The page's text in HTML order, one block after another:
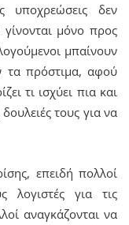
δεν
μόνο προς
μπαίνουν
τα πρόστιμα, αφού
τι ισχύει πια και
τους για να
επειδή πολλοί
λογιστές για τις
αναγκάζονται να